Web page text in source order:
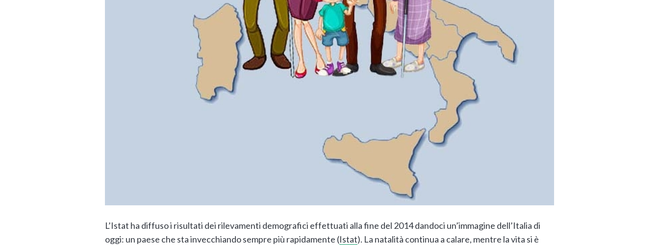
L’Istat ha diffuso i risultati dei rilevamenti demografici effettuati alla fine del 2014 dandoci un’immagine dell’Italia di
oggi: un paese che sta invecchiando sempre più rapidamente (Istat). La natalità continua a calare, mentre la vita si è